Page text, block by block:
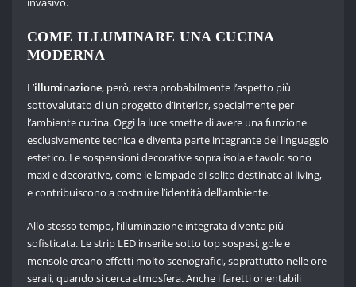
COME ILLUMINARE UNA CUCINA
MODERNA
L’illuminazione, però, resta probabilmente l’aspetto più
sottovalutato di un progetto d’interior, specialmente per
l’ambiente cucina. Oggi la luce smette di avere una funzione
esclusivamente tecnica e diventa parte integrante del linguaggio
estetico. Le sospensioni decorative sopra isola e tavolo sono
maxi e decorative, come le lampade di solito destinate ai living,
e contribuiscono a costruire l’identità dell’ambiente.
Allo stesso tempo, l’illuminazione integrata diventa più
sofisticata. Le strip LED inserite sotto top sospesi, gole e
mensole creano effetti molto scenografici, soprattutto nelle ore
serali, quando si cerca atmosfera. Anche i faretti orientabili